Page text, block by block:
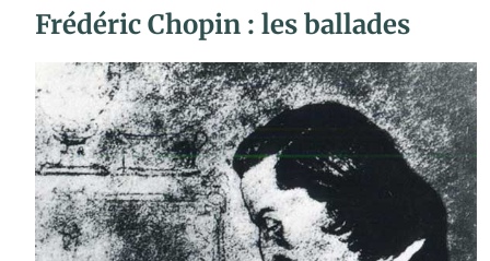
Frédéric Chopin : les ballades